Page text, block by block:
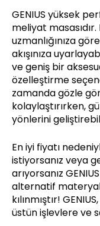
GENIUS yüksek
meliyat
uzmanlığınıza
akışınıza
ve geniş bir
özelleştirme
zamanda gözle
kolaylaştırırken,
yönlerini
En iyi fiyatı
istiyorsanız veya
arıyorsanız
alternatif
kılınmıştır!
üstün işlevlere ve